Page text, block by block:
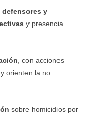
defensores y
y presencia
, con acciones
orienten la no
sobre homicidios por